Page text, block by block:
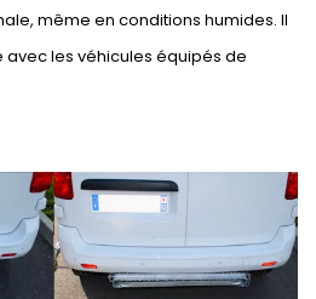
même en conditions humides. Il
les véhicules équipés de